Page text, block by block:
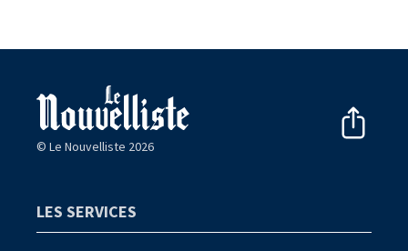
© Le Nouvelliste 2026
LES SERVICES